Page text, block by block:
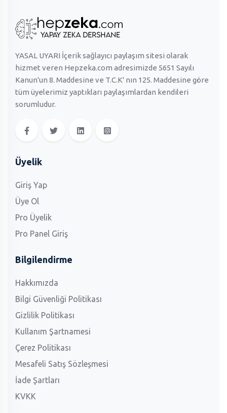
YASAL UYARI İçerik sağlayıcı paylaşım sitesi olarak
hizmet veren Hepzeka.com adresimizde 5651 Sayılı
Kanun'un 8. Maddesine ve T.C.K' nın 125. Maddesine göre
tüm üyelerimiz yaptıkları paylaşımlardan kendileri
sorumludur.
Üyelik
Giriş Yap
Üye Ol
Pro Üyelik
Pro Panel Giriş
Bilgilendirme
Hakkımızda
Bilgi Güvenliği Politikası
Gizlilik Politikası
Kullanım Şartnamesi
Çerez Politikası
Mesafeli Satış Sözleşmesi
İade Şartları
KVKK